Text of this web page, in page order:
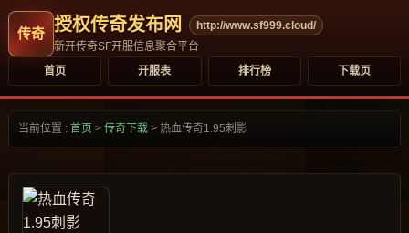
授权传奇发布网
http://www.sf999.cloud/
新开传奇SF开服信息聚合平台
首页
开服表 排行榜 下载页
当前位置 : 首页 > 传奇下载 > 热血传奇1.95刺影